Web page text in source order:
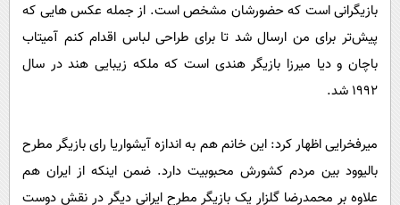
فرهنگی
بین الملل
سیاست خارجی
بازیگرانی است که حضورشان مشخص است. از جمله عکس هایی که
پیش‌تر برای من ارسال شد تا برای طراحی لباس اقدام کنم آمیتاب
باچان و ديا ميرزا بازیگر هندی است که ملکه زیبایی هند در سال
۱۹۹۲ شد.
میرفخرایی اظهار کرد: این خانم هم به اندازه آیشواریا رای بازیگر مطرح
بالیوود بین مردم کشورش محبوبیت دارد. ضمن اینکه از ایران هم
علاوه بر محمدرضا گلزار یک بازیگر مطرح ایرانی دیگر در نقش دوست